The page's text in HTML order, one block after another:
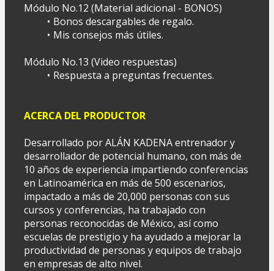
Módulo No.12 (Material adicional - BONOS)
Bonos descargables de regalo.
Mis consejos más útiles.
Módulo No.13 (Video respuestas)
Respuesta a preguntas frecuentes.
ACERCA DEL PRODUCTOR
Desarrollado por ALÁN KADENA entrenador y
desarrollador de potencial humano, con más de
10 años de experiencia impartiendo conferencias
en Latinoamérica en más de 500 escenarios,
impactado a más de 20,000 personas con sus
cursos y conferencias, ha trabajado con
personas reconocidas de México, así como
escuelas de prestigio y ha ayudado a mejorar la
productividad de personas y equipos de trabajo
en empresas de alto nivel.